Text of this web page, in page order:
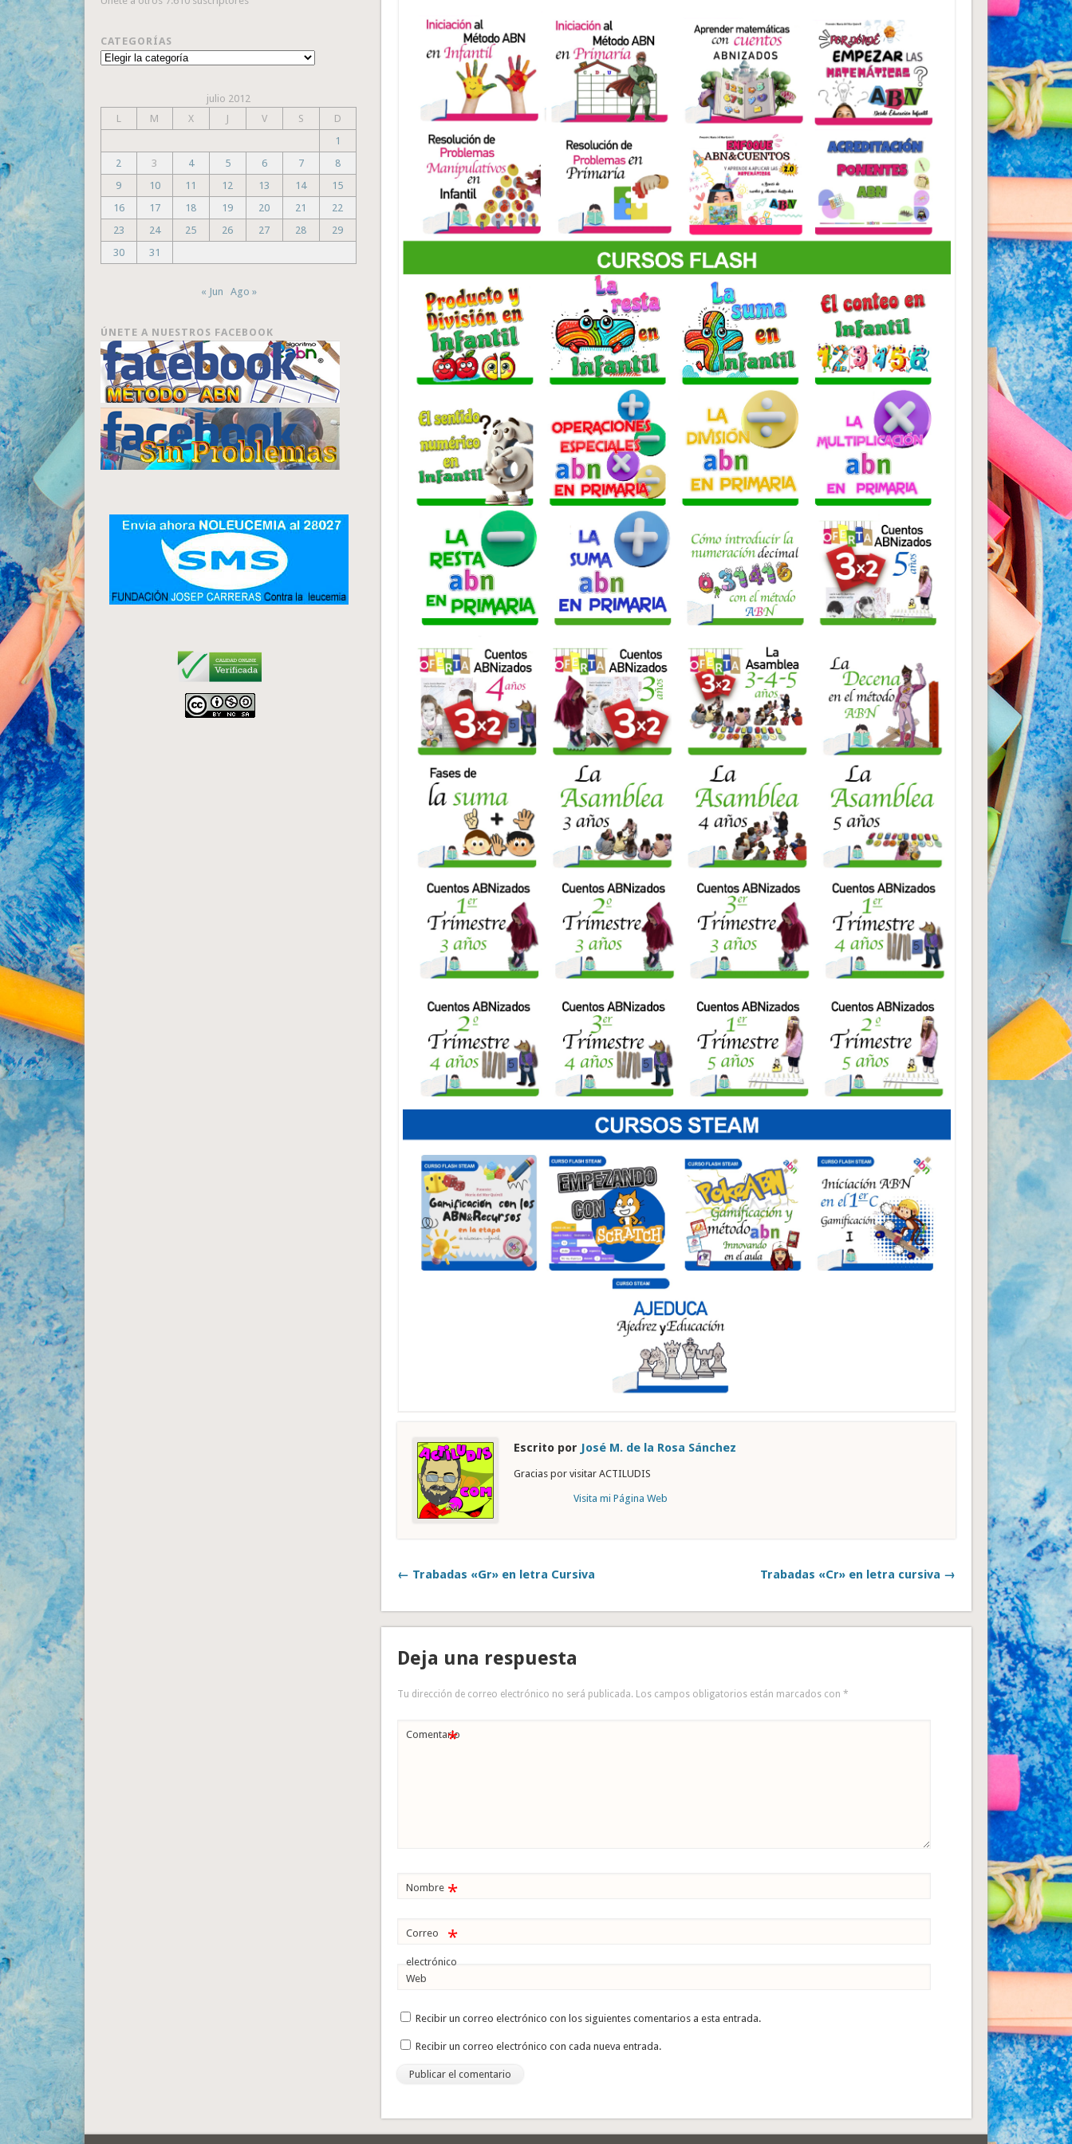
Escrito por José M. de la Rosa Sánchez
Gracias por visitar ACTILUDIS
Visita mi Página Web
← Trabadas «Gr» en letra Cursiva Trabadas «Cr» en letra cursiva →
Deja una respuesta
Tu dirección de correo electrónico no será publicada. Los campos obligatorios están marcados con*
Comentario
*
Nombre *
Correo
electrónico
*
Web
Recibir un correo electrónico con los siguientes comentarios a esta entrada.
Recibir un correo electrónico con cada nueva entrada.
CATEGORÍAS
Categorías
julio 2012
L
M X J V S
D
1
2
3 4 5 6 7
8
9
10 11 12 13 14
15
16
17 18 19 20 21
22
23
24 25 26 27 28
29
30
31
« Jun Ago »
ÚNETE A NUESTROS FACEBOOK